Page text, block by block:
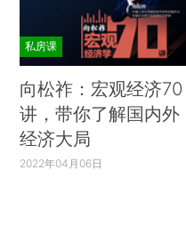
私房课
向松祚：宏观经济70
讲，带你了解国内外
经济大局
2022年04月06日